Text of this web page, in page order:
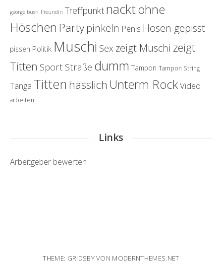
george bush Freundin Treffpunkt nacktohne
Höschen Party pinkeln Penis Hosen gepisst
pissen Politik Muschi Sex zeigt Muschi zeigt
Titten Sport Straße dumm Tampon Tampon String
Tanga Titten hässlich Unterm RockVideo
arbeiten
Links
Arbeitgeber bewerten
THEME: GRIDSBY VON MODERNTHEMES.NET